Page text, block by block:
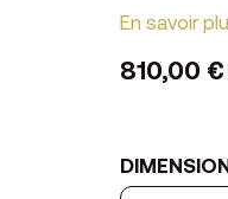
En savoir
810,00 €